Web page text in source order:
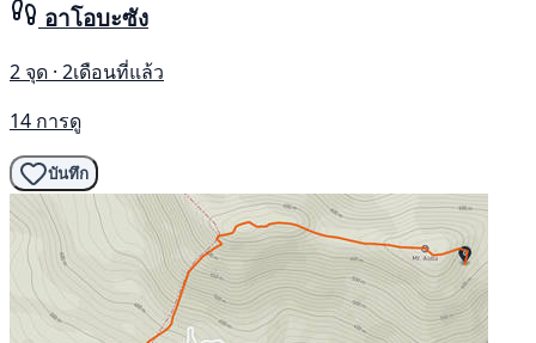
อาโอบะซัง
2 จุด · 2เดือนที่แล้ว
14 การดู
บันทึก